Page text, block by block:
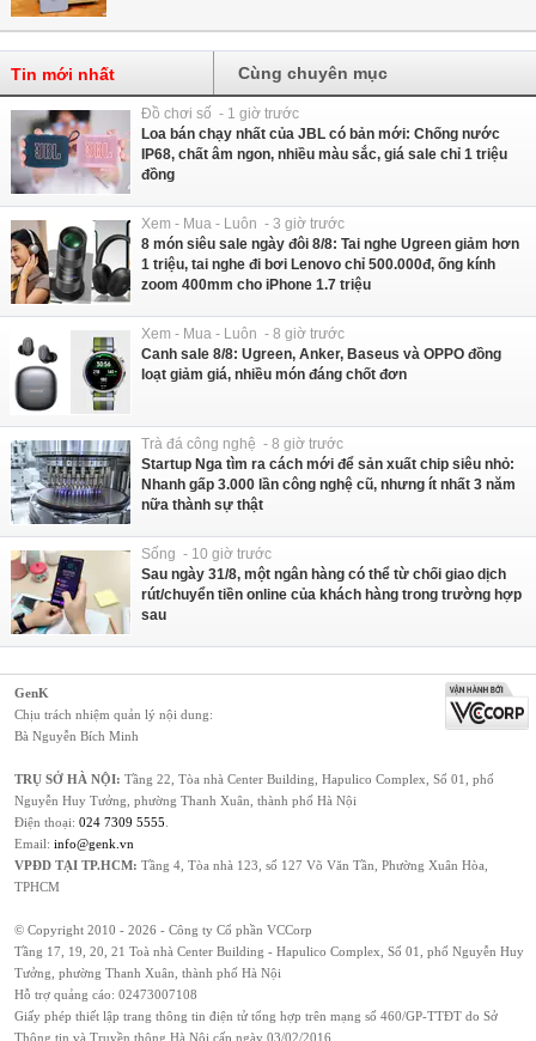
Tin mới nhất Cùng chuyên mục
Đồ chơi số - 1 giờ trước
Loa bán chạy nhất của JBL có bản mới: Chống nước
IP68, chất âm ngon, nhiều màu sắc, giá sale chỉ 1 triệu
đồng
Xem - Mua - Luôn - 3 giờ trước
8 món siêu sale ngày đôi 8/8: Tai nghe Ugreen giảm hơn
1 triệu, tai nghe đi bơi Lenovo chỉ 500.000đ, ống kính
zoom 400mm cho iPhone 1.7 triệu
Xem - Mua - Luôn - 8 giờ trước
Canh sale 8/8: Ugreen, Anker, Baseus và OPPO đồng
loạt giảm giá, nhiều món đáng chốt đơn
Trà đá công nghệ - 8 giờ trước
Startup Nga tìm ra cách mới để sản xuất chip siêu nhỏ:
Nhanh gấp 3.000 lần công nghệ cũ, nhưng ít nhất 3 năm
nữa thành sự thật
Sống - 10 giờ trước
Sau ngày 31/8, một ngân hàng có thể từ chối giao dịch
rút/chuyển tiền online của khách hàng trong trường hợp
sau
GenK
Chịu trách nhiệm quản lý nội dung:
Bà Nguyễn Bích Minh
TRỤ SỞ HÀ NỘI: Tầng 22, Tòa nhà Center Building, Hapulico Complex, Số 01, phố
Nguyễn Huy Tưởng, phường Thanh Xuân, thành phố Hà Nội
Điện thoại: 024 7309 5555
Email: info@genk.vn
VPĐD TẠI TP.HCM: Tầng 4, Tòa nhà 123, số 127 Võ Văn Tần, Phường Xuân Hòa,
TPHCM
© Copyright 2010 - 2026 - Công ty Cổ phần VCCorp
Tầng 17, 19, 20, 21 Toà nhà Center Building - Hapulico Complex, Số 01, phố Nguyễn Huy
Tưởng, phường Thanh Xuân, thành phố Hà Nội
Hỗ trợ quảng cáo: 02473007108
Giấy phép thiết lập trang thông tin điện tử tổng hợp trên mạng số 460/GP-TTĐT do Sở
Thông tin và Truyền thông Hà Nội cấp ngày 03/02/2016